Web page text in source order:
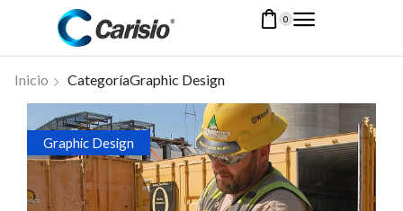
0
Inicio CategoríaGraphic Design
Graphic Design